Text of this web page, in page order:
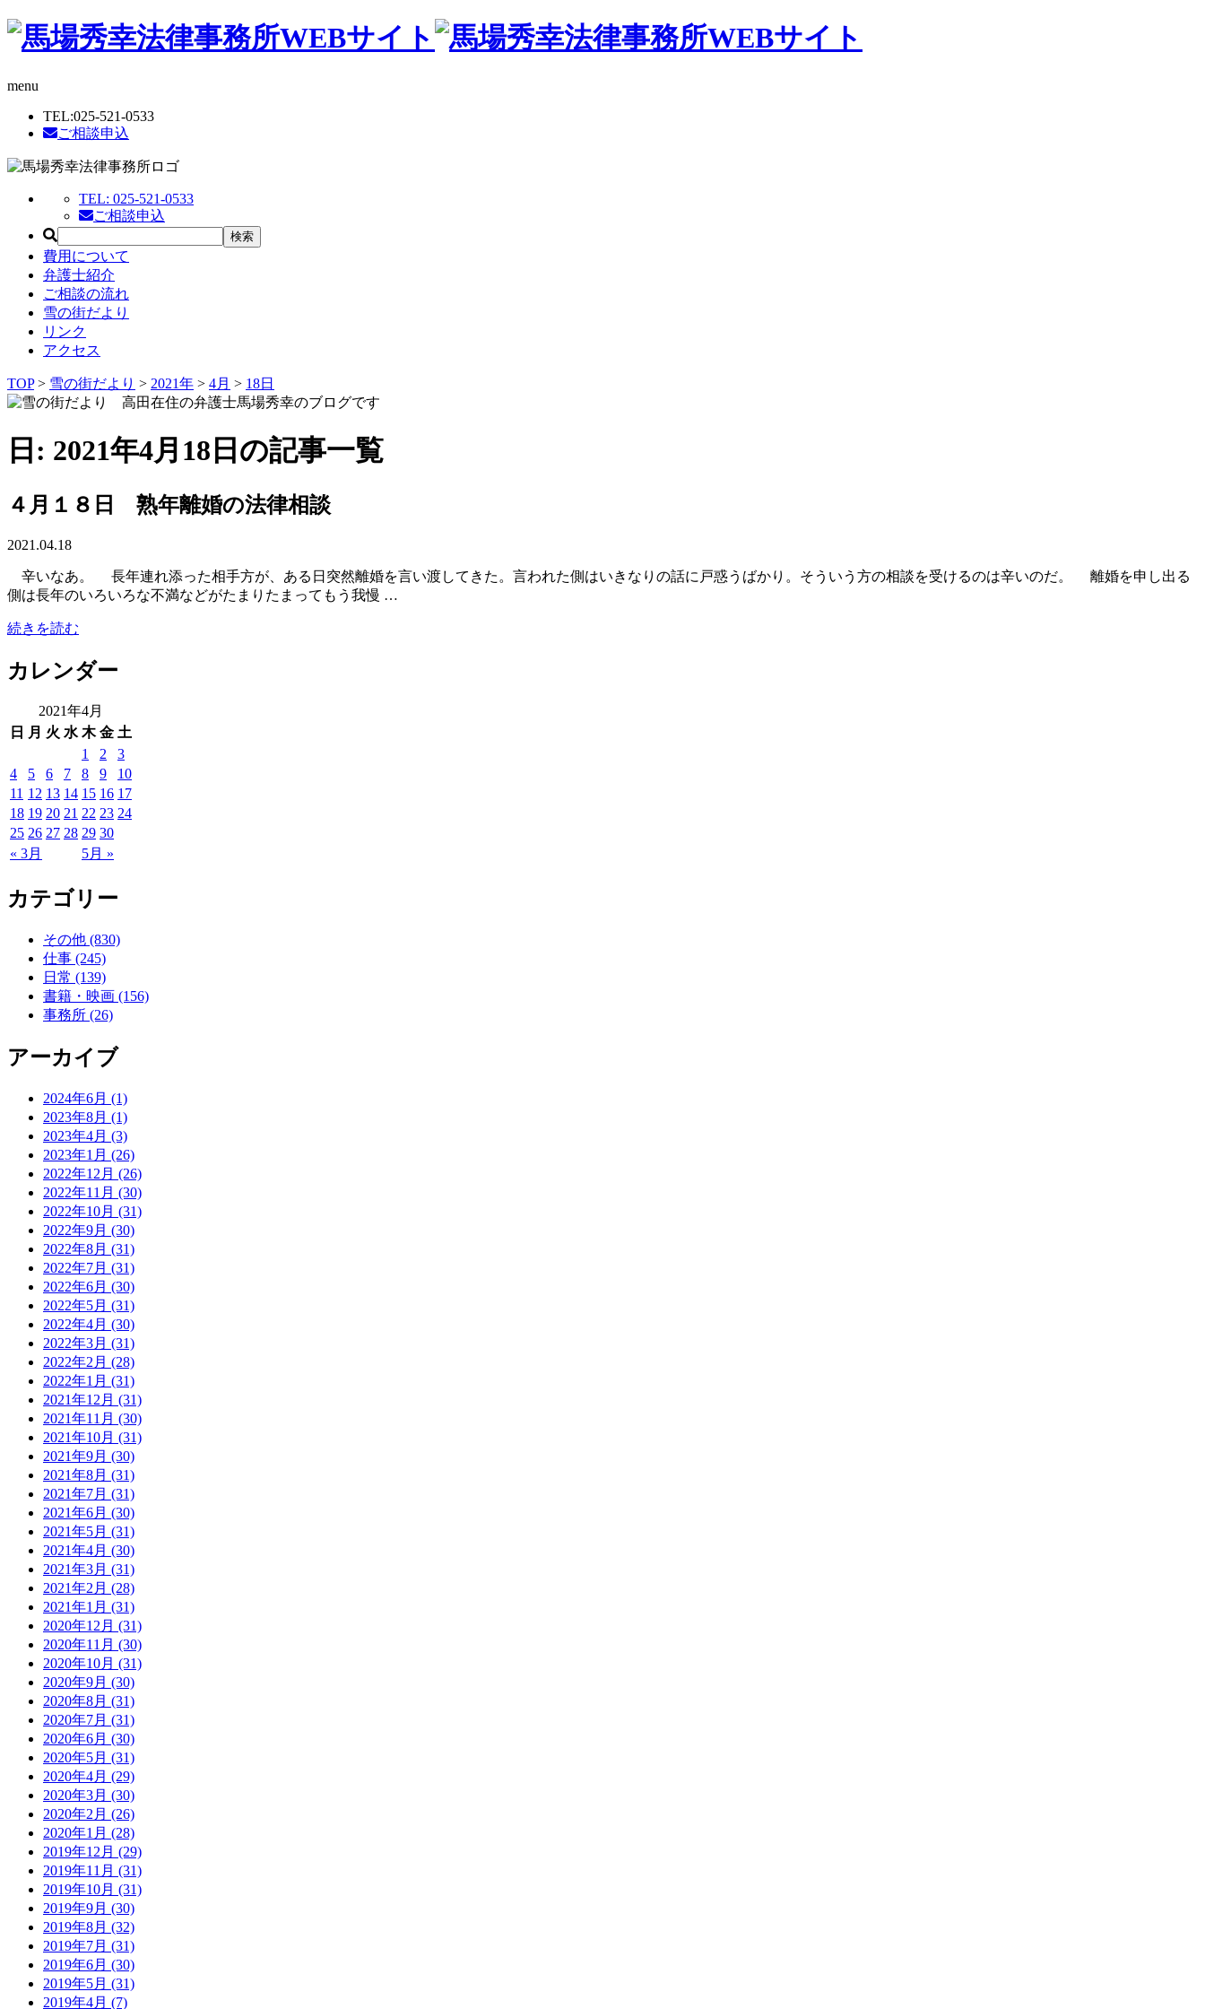
menu
TEL:025-521-0533
ご相談申込
TEL: 025-521-0533
ご相談申込
費用について
弁護士紹介
ご相談の流れ
雪の街だより
リンク
アクセス
TOP> 雪の街だより > 2021年 > 4月 > 18日
日: 2021年4月18日の記事一覧
４月１８日 熟年離婚の法律相談
2021.04.18
辛いなあ。 長年連れ添った相手方が、ある日突然離婚を言い渡してきた。言われた側はいきなりの話に戸惑うばかり。そういう方の相談を受けるのは辛いのだ。 離婚を申し出る
側は長年のいろいろな不満などがたまりたまってもう我慢 …
続きを読む
カレンダー
2021年4月
日 月 火 水 木 金 土
« 3月 5月 »
1 2
3
4
5 6 7 8 9
10
11 12 13 14 15 16 17
18 19 20 21 22 23 24
25 26 27 28 29 30
カテゴリー
その他 (830)
仕事 (245)
日常 (139)
書籍・映画 (156)
事務所 (26)
アーカイブ
2024年6月 (1)
2023年8月 (1)
2023年4月 (3)
2023年1月 (26)
2022年12月 (26)
2022年11月 (30)
2022年10月 (31)
2022年9月 (30)
2022年8月 (31)
2022年7月 (31)
2022年6月 (30)
2022年5月 (31)
2022年4月 (30)
2022年3月 (31)
2022年2月 (28)
2022年1月 (31)
2021年12月 (31)
2021年11月 (30)
2021年10月 (31)
2021年9月 (30)
2021年8月 (31)
2021年7月 (31)
2021年6月 (30)
2021年5月 (31)
2021年4月 (30)
2021年3月 (31)
2021年2月 (28)
2021年1月 (31)
2020年12月 (31)
2020年11月 (30)
2020年10月 (31)
2020年9月 (30)
2020年8月 (31)
2020年7月 (31)
2020年6月 (30)
2020年5月 (31)
2020年4月 (29)
2020年3月 (30)
2020年2月 (26)
2020年1月 (28)
2019年12月 (29)
2019年11月 (31)
2019年10月 (31)
2019年9月 (30)
2019年8月 (32)
2019年7月 (31)
2019年6月 (30)
2019年5月 (31)
2019年4月 (7)